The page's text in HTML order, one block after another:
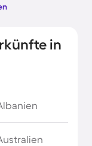
in